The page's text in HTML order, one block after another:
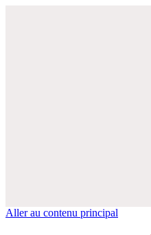
Aller au contenu principal